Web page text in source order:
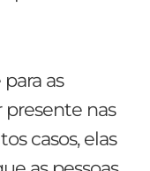
as
presente nas
casos, elas